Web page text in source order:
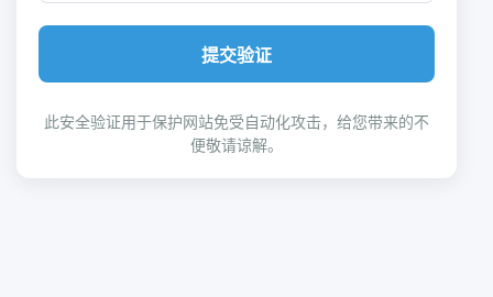
提交验证
此安全验证用于保护网站免受自动化攻击，给您带来的不
便敬请谅解。